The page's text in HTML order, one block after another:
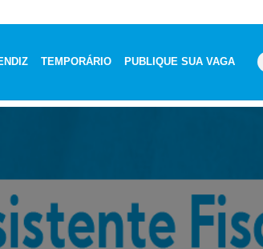
TEMPORÁRIO PUBLIQUE SUA VAGA